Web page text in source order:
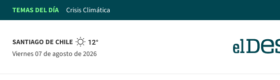
TEMAS DEL DÍA Crisis Climática
SANTIAGO DE CHILE 12°
viernes 07 de agosto de 2026